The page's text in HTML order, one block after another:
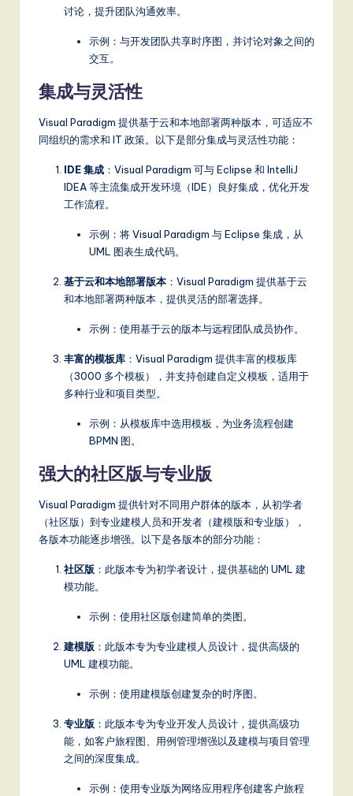
讨论，提升团队沟通效率。
示例：与开发团队共享时序图，并讨论对象之间的
交互。
集成与灵活性
Visual Paradigm 提供基于云和本地部署两种版本，可适应不
同组织的需求和 IT 政策。以下是部分集成与灵活性功能：
IDE 集成 ：Visual Paradigm 可与 Eclipse 和 IntelliJ
IDEA 等主流集成开发环境（IDE）良好集成，优化开发
工作流程。
示例：将 Visual Paradigm 与 Eclipse 集成，从
UML 图表生成代码。
基于云和本地部署版本 ：Visual Paradigm 提供基于云
和本地部署两种版本，提供灵活的部署选择。
示例：使用基于云的版本与远程团队成员协作。
丰富的模板库 ：Visual Paradigm 提供丰富的模板库
（3000 多个模板），并支持创建自定义模板，适用于
多种行业和项目类型。
示例：从模板库中选用模板，为业务流程创建
BPMN 图。
强大的社区版与专业版
Visual Paradigm 提供针对不同用户群体的版本，从初学者
（社区版）到专业建模人员和开发者（建模版和专业版），
各版本功能逐步增强。以下是各版本的部分功能：
社区版 ：此版本专为初学者设计，提供基础的 UML 建
模功能。
示例：使用社区版创建简单的类图。
建模版 ：此版本专为专业建模人员设计，提供高级的
UML 建模功能。
示例：使用建模版创建复杂的时序图。
专业版 ：此版本专为专业开发人员设计，提供高级功
能，如客户旅程图、用例管理增强以及建模与项目管理
之间的深度集成。
示例：使用专业版为网络应用程序创建客户旅程